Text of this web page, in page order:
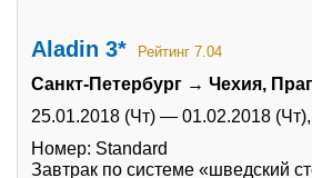
Aladin 3* Рейтинг 7.04
Санкт-Петербург → Чехия,
25.01.2018 (Чт) — 01.02.2018 (Чт),
Номер: Standard
Завтрак по системе «шведский